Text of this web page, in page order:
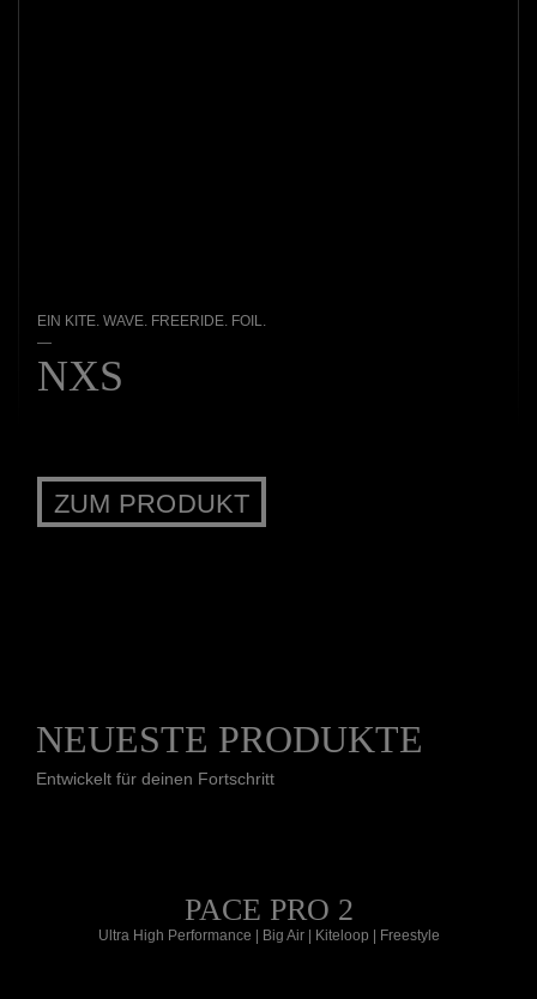
EIN KITE. WAVE. FREERIDE. FOIL.
—
NXS
ZUM PRODUKT
NEUESTE PRODUKTE
Entwickelt für deinen Fortschritt
PACE PRO 2
Ultra High Performance | Big Air | Kiteloop | Freestyle